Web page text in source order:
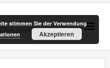
info(at)kanzlei-
stimmen Sie der Verwendung
Akzeptieren